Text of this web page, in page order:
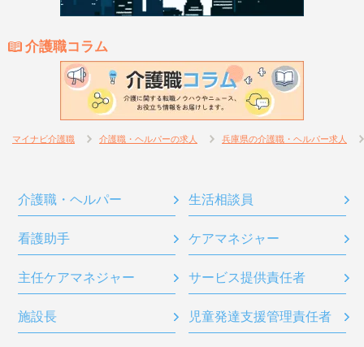
介護職コラム
マイナビ介護職 介護職・ヘルパーの求人 兵庫県の介護職・ヘルパー求人
介護職・ヘルパー 生活相談員
看護助手 ケアマネジャー
主任ケアマネジャー サービス提供責任者
施設長 児童発達支援管理責任者